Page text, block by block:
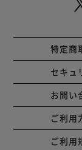
特定商
セキュ
お問い
ご利用
ご利用